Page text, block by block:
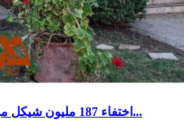
اختفاء 187 مليون شيكل من ميزانية اغلاق الفجوات الصحية...